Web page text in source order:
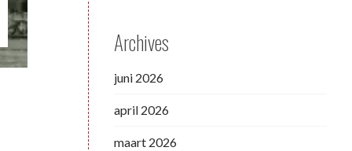
Archives
juni 2026
april 2026
maart 2026